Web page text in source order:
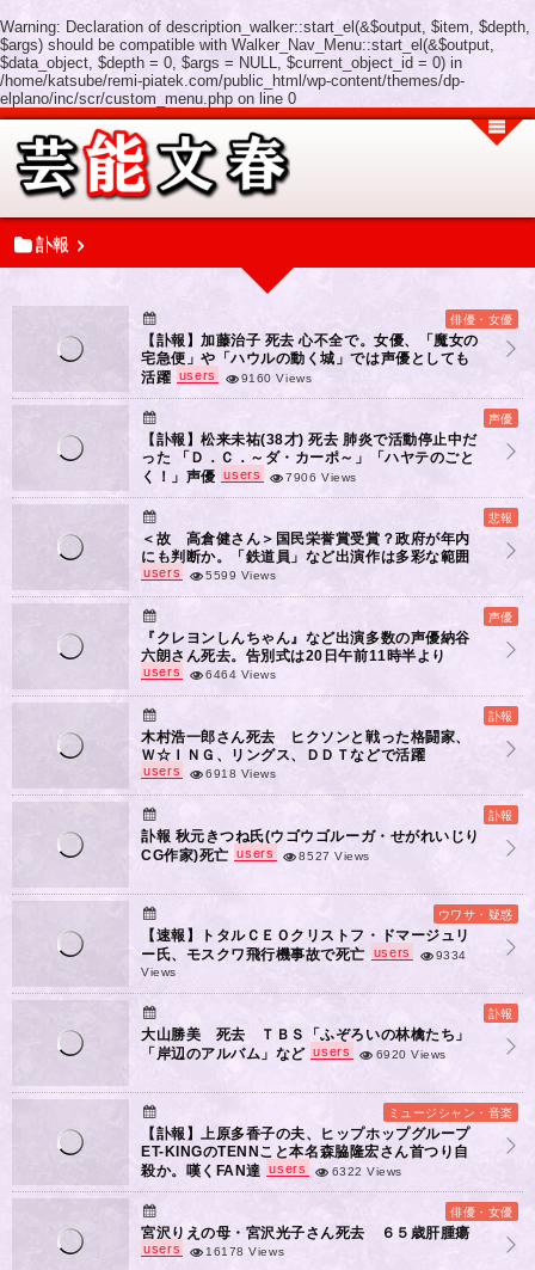
Warning: Declaration of description_walker::start_el(&$output, $item, $depth,
$args) should be compatible with Walker_Nav_Menu::start_el(&$output,
$data_object, $depth = 0, $args = NULL, $current_object_id = 0) in
/home/katsube/remi-piatek.com/public_html/wp-content/themes/dp-
elplano/inc/scr/custom_menu.php on line 0
訃報
俳優・女優
【訃報】加藤治子 死去 心不全で。女優、「魔女の
宅急便」や「ハウルの動く城」では声優としても
活躍 users 9160 Views
声優
【訃報】松来未祐(38才) 死去 肺炎で活動停止中だ
った 「Ｄ．Ｃ．～ダ・カーポ～」「ハヤテのごと
く！」声優
users 7906 Views
悲報
＜故 高倉健さん＞国民栄誉賞受賞？政府が年内
にも判断か。「鉄道員」など出演作は多彩な範囲
users 5599 Views
声優
『クレヨンしんちゃん』など出演多数の声優納谷
六朗さん死去。告別式は20日午前11時半より
users 6464 Views
訃報
木村浩一郎さん死去 ヒクソンと戦った格闘家、
Ｗ☆ＩＮＧ、リングス、ＤＤＴなどで活躍
users 6918 Views
訃報
訃報 秋元きつね氏(ウゴウゴルーガ・せがれいじり
CG作家)死亡
users 8527 Views
ウワサ・疑惑
【速報】トタルＣＥＯクリストフ・ドマージュリ
ー氏、モスクワ飛行機事故で死亡
users
9334
Views
訃報
大山勝美 死去 ＴＢＳ「ふぞろいの林檎たち」
「岸辺のアルバム」など users 6920 Views
ミュージシャン・音楽
【訃報】上原多香子の夫、ヒップホップグループ
ET-KINGのTENNこと本名森脇隆宏さん首つり自
殺か。嘆くFAN達
users 6322 Views
俳優・女優
宮沢りえの母・宮沢光子さん死去 ６５歳肝腫瘍
users 16178 Views